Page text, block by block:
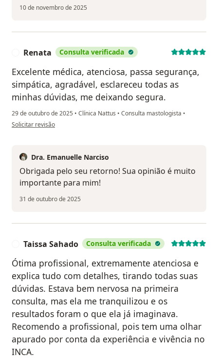
10 de novembro de 2025
Renata Consulta verificada
Excelente médica, atenciosa, passa segurança,
simpática, agradável, esclareceu todas as
minhas dúvidas, me deixando segura.
29 de outubro de 2025 • Clínica Nattus • Consulta mastologista •
na opinião do utilizador Renata
Solicitar revisão
Dra. Emanuelle Narciso
Obrigada pelo seu retorno! Sua opinião é muito
importante para mim!
31 de outubro de 2025
Taissa Sahado Consulta verificada
Ótima profissional, extremamente atenciosa e
explica tudo com detalhes, tirando todas suas
dúvidas. Estava bem nervosa na primeira
consulta, mas ela me tranquilizou e os
resultados foram o que ela já imaginava.
Recomendo a profissional, pois tem uma olhar
apurado por conta da experiência e vivência no
INCA.